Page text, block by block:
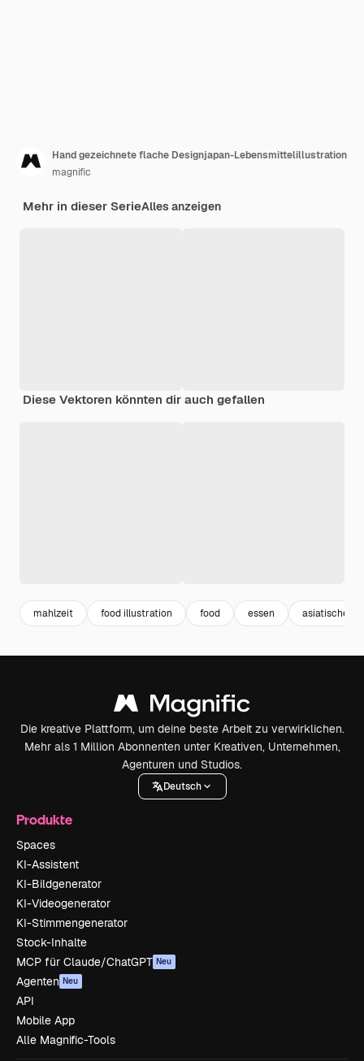
Hand gezeichnete flache Designjapan-Lebensmittelillustration
magnific
Mehr in dieser SerieAlles anzeigen
Diese Vektoren könnten dir auch gefallen
mahlzeit food illustration food essen asiatisches
Die kreative Plattform, um deine beste Arbeit zu verwirklichen.
Mehr als 1 Million Abonnenten unter Kreativen, Unternehmen,
Agenturen und Studios.
Deutsch
Produkte
Spaces
KI-Assistent
KI-Bildgenerator
KI-Videogenerator
KI-Stimmengenerator
Stock-Inhalte
MCP für Claude/ChatGPT Neu
Agenten Neu
API
Mobile App
Alle Magnific-Tools